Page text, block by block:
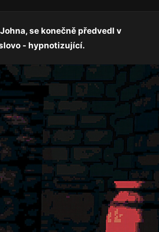
se konečně předvedl v
- hypnotizující.